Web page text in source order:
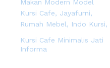
Kursi Cafe Minimalis Jati
Informa